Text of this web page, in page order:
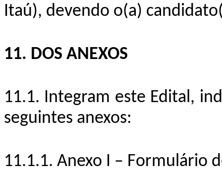
Itaú), devendo o(a)
11. DOS ANEXOS
11.1. Integram este Edital,
seguintes anexos:
11.1.1. Anexo I – Formulário